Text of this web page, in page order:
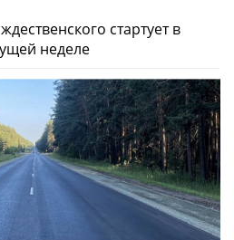
стартует в
неделе